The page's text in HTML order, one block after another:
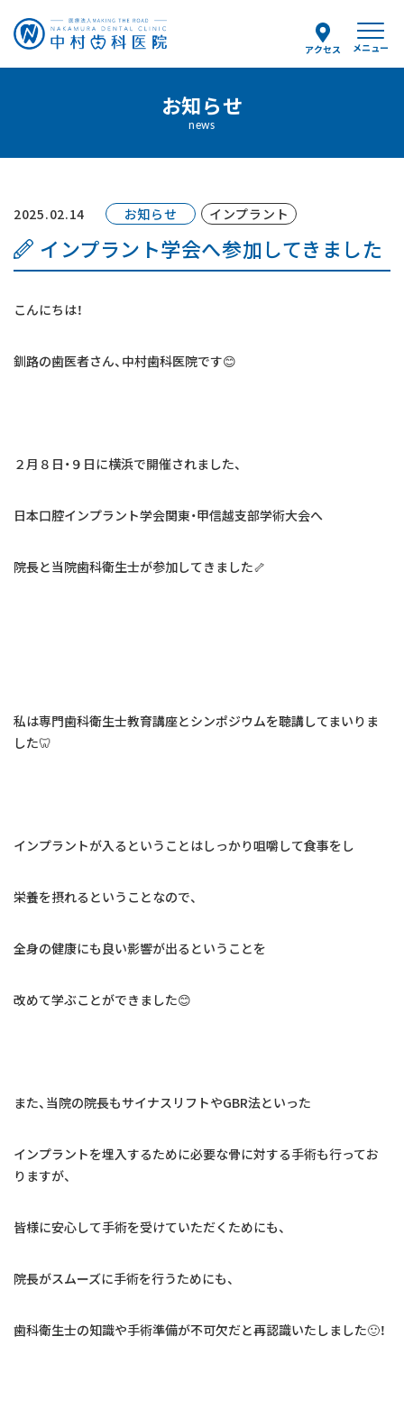
アクセス
お知らせ
news
2025.02.14 お知らせ インプラント
インプラント学会へ参加してきました
こんにちは！
釧路の歯医者さん、中村歯科医院です😊
２月８日・９日に横浜で開催されました、
日本口腔インプラント学会関東・甲信越支部学術大会へ
院長と当院歯科衛生士が参加してきました🦴
私は専門歯科衛生士教育講座とシンポジウムを聴講してまいりま
した🦷
インプラントが入るということはしっかり咀嚼して食事をし
栄養を摂れるということなので、
全身の健康にも良い影響が出るということを
改めて学ぶことができました😊
また、当院の院長もサイナスリフトやGBR法といった
インプラントを埋入するために必要な骨に対する手術も行ってお
りますが、
皆様に安心して手術を受けていただくためにも、
院長がスムーズに手術を行うためにも、
歯科衛生士の知識や手術準備が不可欠だと再認識いたしました🙂！
メニュー
予約のお電話はこちらから
0154-25-8036
（受付時間）
当院について
スタッフ紹介
診療案内
よくあるご質問
お知らせ
交通アクセス